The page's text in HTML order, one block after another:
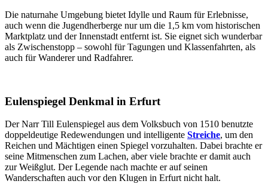
Die naturnahe Umgebung bietet Idylle und Raum für Erlebnisse,
auch wenn die Jugendherberge nur um die 1,5 km vom historischen
Marktplatz und der Innenstadt entfernt ist. Sie eignet sich wunderbar
als Zwischenstopp – sowohl für Tagungen und Klassenfahrten, als
auch für Wanderer und Radfahrer.
Eulenspiegel Denkmal in Erfurt
Der Narr Till Eulenspiegel aus dem Volksbuch von 1510 benutzte
doppeldeutige Redewendungen und intelligente Streiche, um den
Reichen und Mächtigen einen Spiegel vorzuhalten. Dabei brachte er
seine Mitmenschen zum Lachen, aber viele brachte er damit auch
zur Weißglut. Der Legende nach machte er auf seinen
Wanderschaften auch vor den Klugen in Erfurt nicht halt.